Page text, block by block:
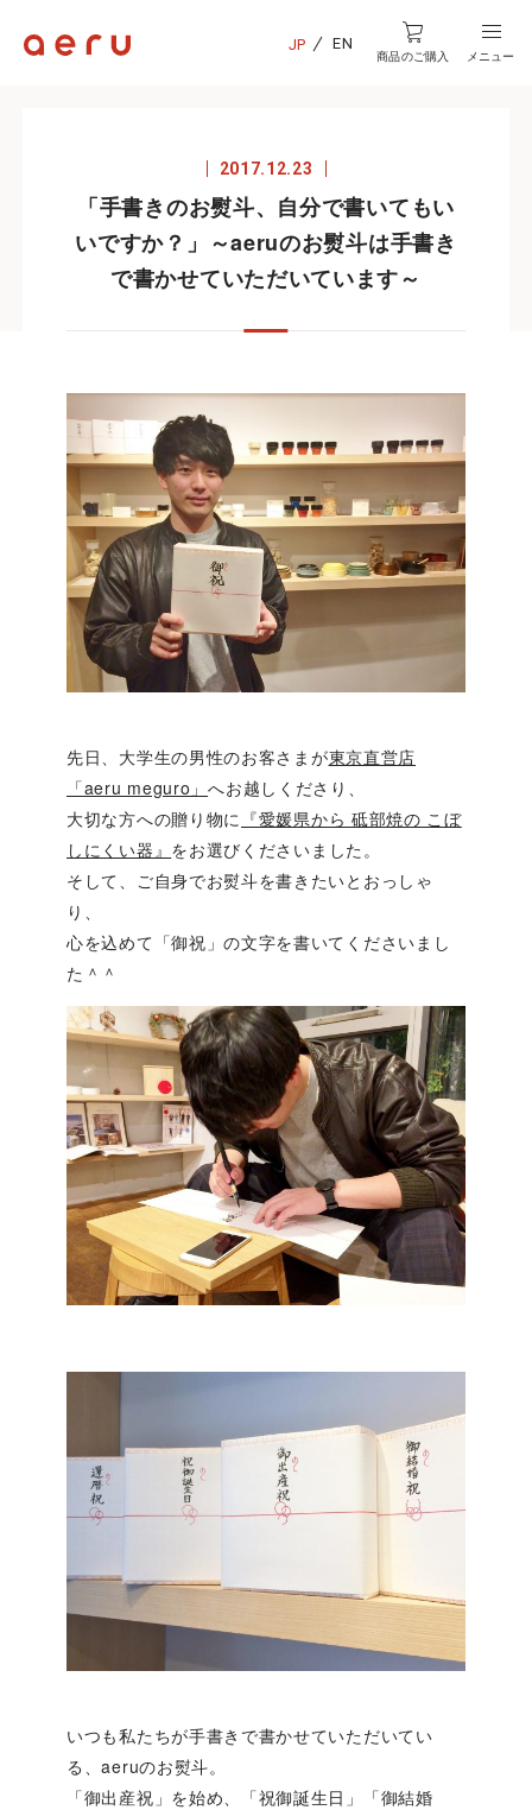
JP EN
商品のご購入 メニュー
2017.12.23
「手書きのお熨斗、自分で書いてもい
いですか？」～aeruのお熨斗は手書き
で書かせていただいています～
先日、大学生の男性のお客さまが東京直営店
「aeru meguro」へお越しくださり、
大切な方への贈り物に 『愛媛県から 砥部焼の こぼ
しにくい器』 をお選びくださいました。
そして、ご自身でお熨斗を書きたいとおっしゃ
り、
心を込めて「御祝」の文字を書いてくださいまし
た＾＾
いつも私たちが手書きで書かせていただいてい
る、aeruのお熨斗。
「御出産祝」を始め、「祝御誕生日」「御結婚